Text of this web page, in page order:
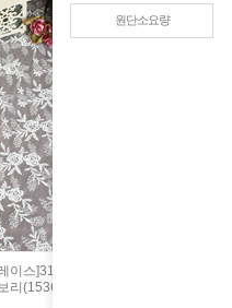
원단소요량
이스]31cm메이퀸-
리(1536181)